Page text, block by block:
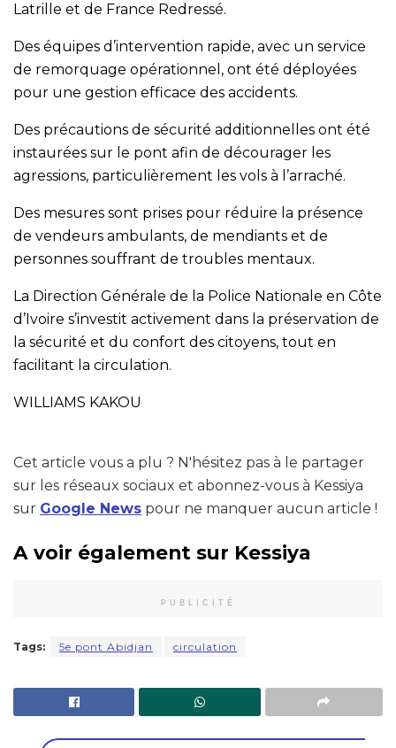
Latrille et de France Redressé.
Des équipes d’intervention rapide, avec un service
de remorquage opérationnel, ont été déployées
pour une gestion efficace des accidents.
Des précautions de sécurité additionnelles ont été
instaurées sur le pont afin de décourager les
agressions, particulièrement les vols à l’arraché.
Des mesures sont prises pour réduire la présence
de vendeurs ambulants, de mendiants et de
personnes souffrant de troubles mentaux.
La Direction Générale de la Police Nationale en Côte
d’Ivoire s’investit activement dans la préservation de
la sécurité et du confort des citoyens, tout en
facilitant la circulation.
WILLIAMS KAKOU
Cet article vous a plu ? N'hésitez pas à le partager
sur les réseaux sociaux et abonnez-vous à Kessiya
sur Google News pour ne manquer aucun article !
A voir également sur Kessiya
PUBLICITÉ
Tags: 5e pont Abidjan circulation